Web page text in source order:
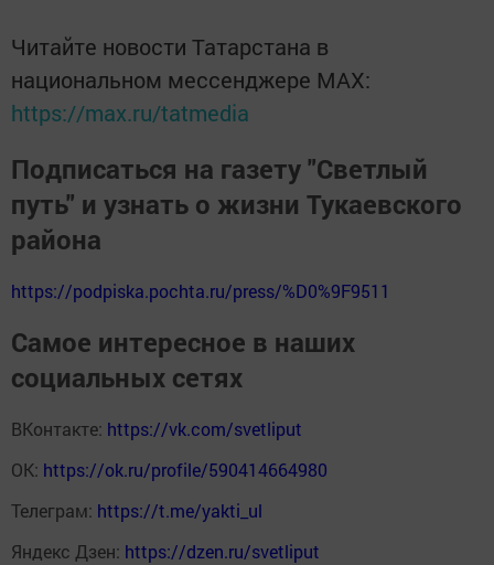
Читайте новости Татарстана в
национальном мессенджере MАХ:
https://max.ru/tatmedia
Подписаться на газету "Светлый
путь" и узнать о жизни Тукаевского
района
https://podpiska.pochta.ru/press/%D0%9F9511
Самое интересное в наших
социальных сетях
ВКонтакте: https://vk.com/svetliput
ОК: https://ok.ru/profile/590414664980
Телеграм: https://t.me/yakti_ul
Яндекс Дзен: https://dzen.ru/svetliput